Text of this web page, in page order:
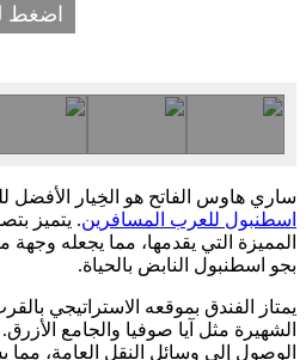
اضغط
ساري هاوس الفاتح هو الخِيار الأفضل
اسطنبول للعرب المسافرين. يتميز
المميزة التي يقدمها، مما يجعله وجهة
بجو اسطنبول النابض بالحياة.
يمتاز الفندق بموقعه الاستراتيجي
الشهيرة مثل آيا صوفيا والجامع
الوصول إلى وسائل النقل العامة،